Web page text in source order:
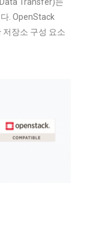
Transfer)는
. OpenStack
장소 구성 요소